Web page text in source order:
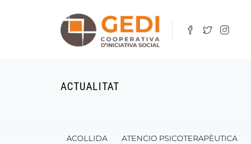
ACTUALITAT
ACOLLIDA ATENCIO PSICOTERAPÈUTICA